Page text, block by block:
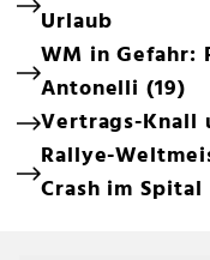
Urlaub
WM in Gefahr:
Antonelli (19)
Vertrags-Knall
Rallye-
Crash im Spital